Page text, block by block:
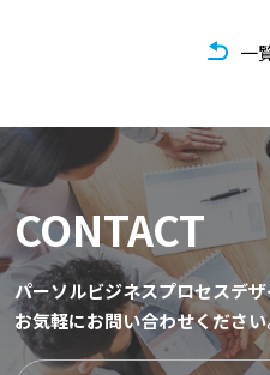
一
CONTACT
パーソルビジネスプロセスデ
お気軽にお問い合わせくださ